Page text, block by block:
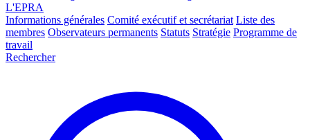
L'EPRA
Informations générales Comité exécutif et secrétariat Liste des
membres Observateurs permanents Statuts Stratégie Programme de
travail
Rechercher